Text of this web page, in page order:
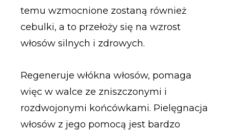
temu wzmocnione zostaną również
cebulki, a to przełoży się na wzrost
włosów silnych i zdrowych.
Regeneruje włókna włosów, pomaga
więc w walce ze zniszczonymi i
rozdwojonymi końcówkami. Pielęgnacja
włosów z jego pomocą jest bardzo